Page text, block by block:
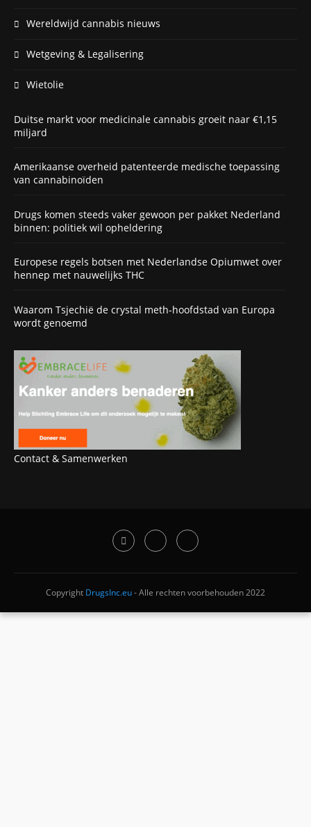
Wereldwijd cannabis nieuws
Wetgeving & Legalisering
Wietolie
Duitse markt voor medicinale cannabis groeit naar €1,15
miljard
Amerikaanse overheid patenteerde medische toepassing
van cannabinoïden
Drugs komen steeds vaker gewoon per pakket Nederland
binnen: politiek wil opheldering
Europese regels botsen met Nederlandse Opiumwet over
hennep met nauwelijks THC
Waarom Tsjechië de crystal meth-hoofdstad van Europa
wordt genoemd
Contact & Samenwerken
Copyright DrugsInc.eu- Alle rechten voorbehouden 2022